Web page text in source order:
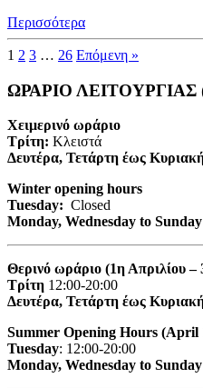
Περισσότερα
1 2 3 … 26 Επόμενη »
ΩΡΑΡΙΟ ΛΕΙΤΟΥΡΓΙΑΣ
Χειμερινό ωράριο
Τρίτη: Κλειστά
Δευτέρα, Τετάρτη έως
Winter opening hours
Tuesday: Closed
Monday, Wednesday to Sunday
Θερινό ωράριο (1η Απριλίου
Τρίτη 12:00-20:00
Δευτέρα, Τετάρτη έως
Summer Opening Hours (April
Tuesday: 12:00-20:00
Monday, Wednesday to Sunday